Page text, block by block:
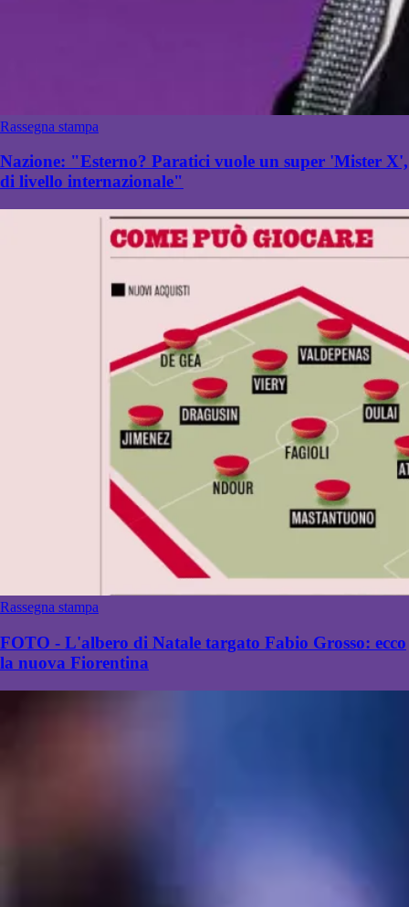
Rassegna stampa
Nazione: "Esterno? Paratici vuole un super 'Mister X',
di livello internazionale"
Rassegna stampa
FOTO - L'albero di Natale targato Fabio Grosso: ecco
la nuova Fiorentina